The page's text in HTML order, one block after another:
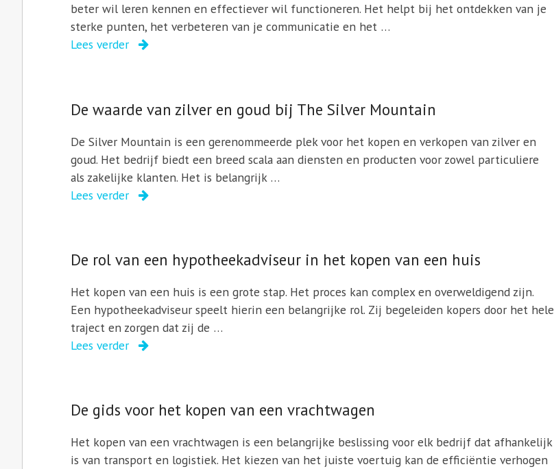
beter wil leren kennen en effectiever wil functioneren. Het helpt bij het ontdekken van je
sterke punten, het verbeteren van je communicatie en het …
Lees verder
De waarde van zilver en goud bij The Silver Mountain
De Silver Mountain is een gerenommeerde plek voor het kopen en verkopen van zilver en
goud. Het bedrijf biedt een breed scala aan diensten en producten voor zowel particuliere
als zakelijke klanten. Het is belangrijk …
Lees verder
De rol van een hypotheekadviseur in het kopen van een huis
Het kopen van een huis is een grote stap. Het proces kan complex en overweldigend zijn.
Een hypotheekadviseur speelt hierin een belangrijke rol. Zij begeleiden kopers door het hele
traject en zorgen dat zij de …
Lees verder
De gids voor het kopen van een vrachtwagen
Het kopen van een vrachtwagen is een belangrijke beslissing voor elk bedrijf dat afhankelijk
is van transport en logistiek. Het kiezen van het juiste voertuig kan de efficiëntie verhogen